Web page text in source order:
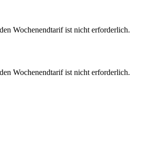
Wochenendtarif ist nicht erforderlich.
Wochenendtarif ist nicht erforderlich.